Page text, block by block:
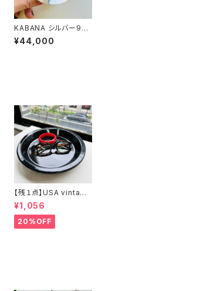
KABANA シルバー925
WIDE カフバングル
¥44,000
【残１点】USA vintage
ブラック琺瑯プレート
¥1,056
20%OFF